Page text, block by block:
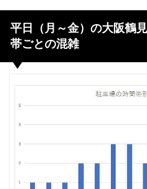
平日（月～金）の大阪鶴
帯ごとの混雑